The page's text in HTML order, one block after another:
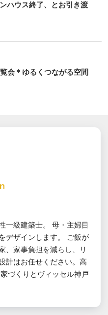
ハウス終了、とお引き渡
会＊ゆるくつながる空間
一級建築士。 母・主婦目
デザインします。 ご飯が
、家事負担を減らし、リ
計はお任せください。高
づくりとヴィッセル神戸